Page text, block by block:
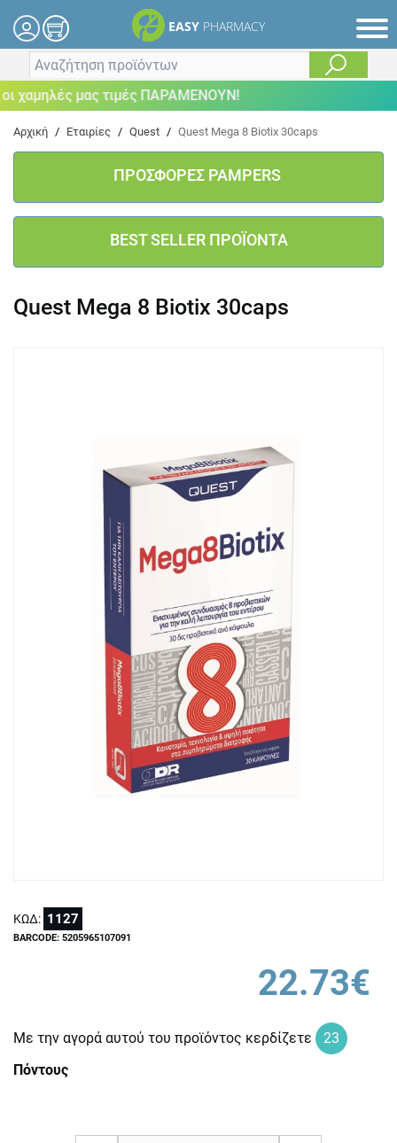
EASY PHARMACY
μας τιμές ΠΑΡΑΜΕΝΟΥΝ!
Αρχική / Εταιρίες / Quest / Quest Mega 8 Biotix 30caps
ΠΡΟΣΦΟΡΕΣ PAMPERS
BEST SELLER ΠΡΟΪΟΝΤΑ
Quest Mega 8 Biotix 30caps
ΚΩΔ: 1127
BARCODE: 5205965107091
22.73€
Με την αγορά αυτού του προϊόντος κερδίζετε
23
Πόντους